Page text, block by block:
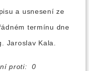
a usnesení ze
termínu dne
Jaroslav Kala.
proti: 0